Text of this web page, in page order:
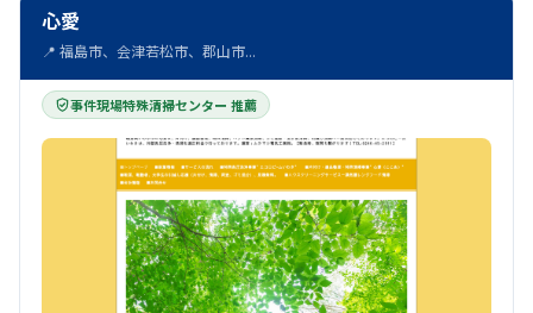
心愛
📍 福島市、会津若松市、郡山市...
事件現場特殊清掃センター 推薦